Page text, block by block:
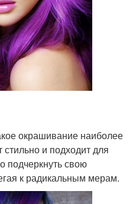
окрашивание наиболее
стильно и подходит для
подчеркнуть свою
к радикальным мерам.